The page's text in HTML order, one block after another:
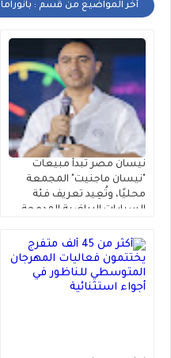
أخر المواضيع من قسم : بانوراما
نيسان مصر تبدأ مبيعات
"نيسان ماجنيت" المجمعة
محليًا، وتُعِيد تعريف فئة
السيارات الرياضية المدمجة